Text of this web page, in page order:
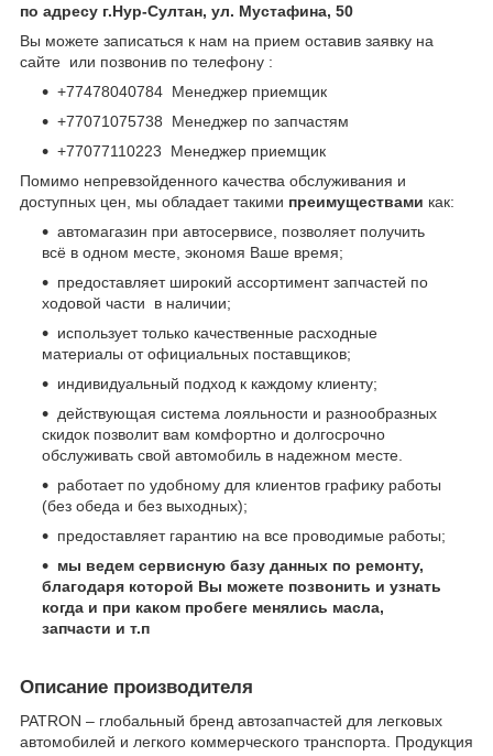
по адресу г.Нур-Султан, ул. Мустафина, 50
Вы можете записаться к нам на прием оставив заявку на
сайте или позвонив по телефону :
+77478040784 Менеджер приемщик
+77071075738 Менеджер по запчастям
+77077110223 Менеджер приемщик
Помимо непревзойденного качества обслуживания и
доступных цен, мы обладает такими преимуществами как:
автомагазин при автосервисе, позволяет получить
всё в одном месте, экономя Ваше время;
предоставляет широкий ассортимент запчастей по
ходовой части в наличии;
использует только качественные расходные
материалы от официальных поставщиков;
индивидуальный подход к каждому клиенту;
действующая система лояльности и разнообразных
скидок позволит вам комфортно и долгосрочно
обслуживать свой автомобиль в надежном месте.
работает по удобному для клиентов графику работы
(без обеда и без выходных);
предоставляет гарантию на все проводимые работы;
мы ведем сервисную базу данных по ремонту,
благодаря которой Вы можете позвонить и узнать
когда и при каком пробеге менялись масла,
запчасти и т.п
Описание производителя
PATRON – глобальный бренд автозапчастей для легковых
автомобилей и легкого коммерческого транспорта. Продукция